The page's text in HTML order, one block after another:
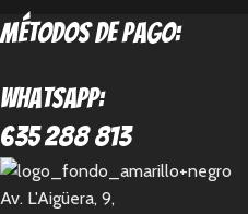
métodos de pago:
Whatsapp:
635 288 813
Av. L'Aigüera, 9,